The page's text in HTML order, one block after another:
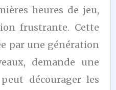
heures de jeu,
frustrante. Cette
par une génération
demande une
décourager les